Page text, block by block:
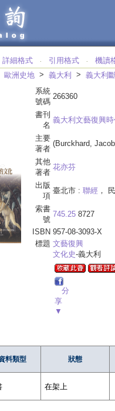
詳細格式 ‧ 引用格式 ‧
機讀
歐洲史地 > 義大利 > 義大利
系統
號碼
266360
書刊
名
義大利文藝復興
主要
著者
(Burckhard,
其他
著者
花亦芬
出版
項
臺北市 : 聯經 ，
索書
號
745.25 8727
ISBN 957-08-3093-X
標題 文藝復興
文化史-義大利
分
享
▼
料類型 狀態
在架上